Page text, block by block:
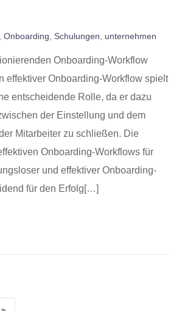
Onboarding Schulungen unternehmen
Onboarding-Workflow
effektiver Onboarding-Workflow spielt
entscheidende Rolle, da er dazu
der Einstellung und dem
Mitarbeiter zu schließen. Die
Onboarding-Workflows für
und effektiver Onboarding-
für den Erfolg[…]